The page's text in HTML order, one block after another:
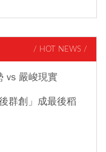
/ HOT NEWS /
vs 嚴峻現實
群創」成最後稻